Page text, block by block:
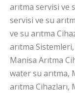
arıtma servisi ve
servisi ve su
ve su arıtma
arıtma Sistemleri,
Manisa Arıtma
water su arıtma,
arıtma